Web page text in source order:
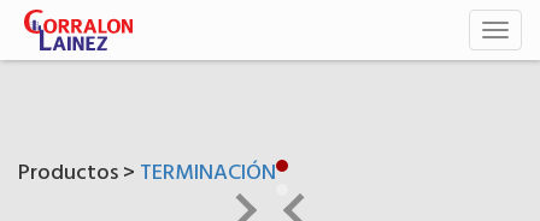
Productos > TERMINACIÓN